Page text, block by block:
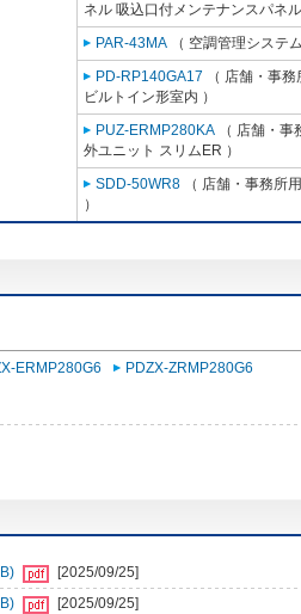
ネル 吸込口付メンテナンスパネ
PAR-43MA （ 空調管理システ
PD-RP140GA17 （ 店舗・事
ビルトイン形室内 ）
PUZ-ERMP280KA （ 店舗・
外ユニット スリムER ）
SDD-50WR8 （ 店舗・事務所
）
ERMP280G6 PDZX-ZRMP280G6
[2025/09/25]
[2025/09/25]